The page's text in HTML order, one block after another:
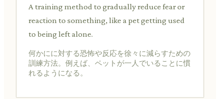
A training method to gradually reduce fear or
reaction to something, like a pet getting used
to being left alone.
何かにに対する恐怖や反応を徐々に減らすための
訓練方法。例えば、ペットが一人でいることに慣
れるようになる。